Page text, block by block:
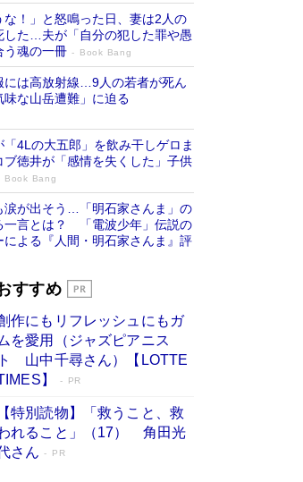
な！」と怒鳴った日、妻は2人の
した…夫が「自分の犯した罪や愚
う魂の一冊
Book Bang
には高放射線…9人の若者が死ん
味な山岳遭難」に迫る
4Lの大五郎」を飲み干しゲロま
徳井が「感情を失くした」子供
Book Bang
涙が出そう…「明石家さんま」の
一言とは？ 「電波少年」伝説の
による『人間・明石家さんま』評
最終46巻がベストセラー1
版には「宇宙で描かれたマ
Book Bang
回答を集めた『ほほえんで生き
談』がランクイン［エンターテイ
ラー］
Book Bang
』は、大嘘である」原作者が抱き
”とは…「自己憐憫は描きたくな
的にこだわったこと（後編） #
すすめ
作にもリフレッシュにもガ
を愛用（ジャズピアニス
ト 山中千尋さん）【LOTTE
】
PR
【特別読物】「救うこと、救
れること」（17） 角田光
さん
PR